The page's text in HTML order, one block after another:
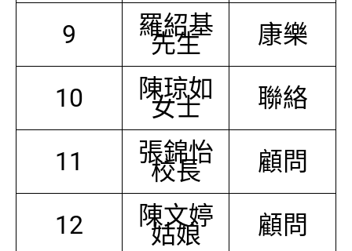
9 羅紹基
先生 康樂
10 陳琼如
女士 聯絡
11 張錦怡
校長 顧問
12 陳文婷
姑娘 顧問